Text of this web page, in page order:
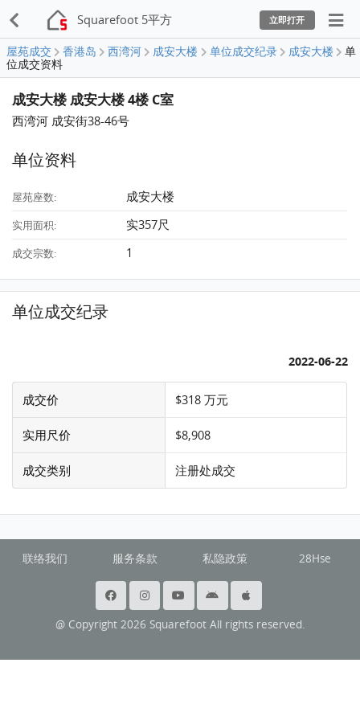
Squarefoot 5平方 立即打开
屋苑成交 香港岛 西湾河 成安大楼 单位成交纪录 成安大楼
单
位成交资料
成安大楼 成安大楼 4楼 C室
西湾河 成安街38-46号
单位资料
屋苑座数: 成安大楼
实用面积: 实357尺
成交宗数: 1
单位成交纪录
2022-06-22
成交价 $318 万元
实用尺价 $8,908
成交类别 注册处成交
联络我们 服务条款 私隐政策 28Hse
@ Copyright 2026 Squarefoot All rights reserved.